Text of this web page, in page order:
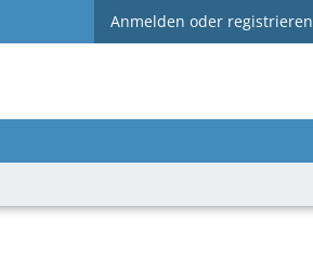
Anmelden oder registrieren